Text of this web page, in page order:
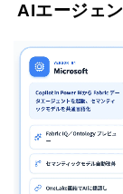
AIエージェ